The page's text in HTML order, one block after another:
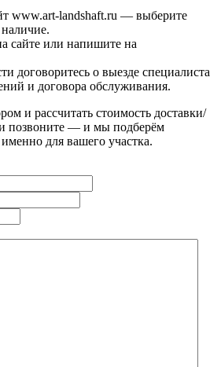
www.art-landshaft.ru — выберите
сайте или напишите на
договоритесь о выезде специалиста
и договора обслуживания.
и рассчитать стоимость доставки/
позвоните — и мы подберём
для вашего участка.